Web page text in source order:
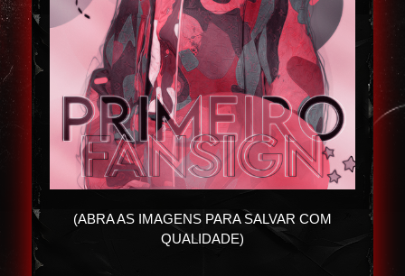
(ABRA AS IMAGENS PARA SALVAR COM
QUALIDADE)